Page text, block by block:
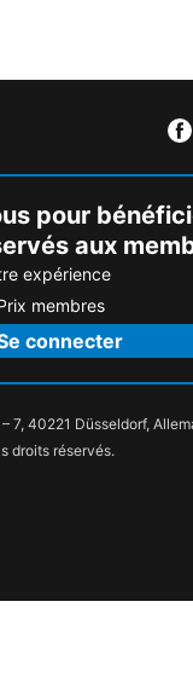
pour
aux
expérience
membres
connecter
7, 40221 Düsseldorf,
droits réservés.